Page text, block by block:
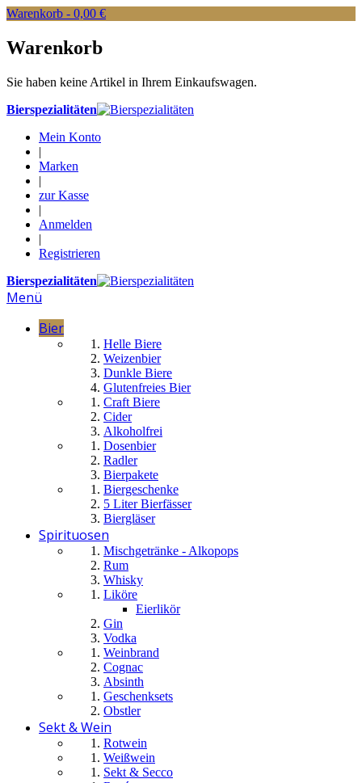
Warenkorb - 0,00 €
Warenkorb
Sie haben keine Artikel in Ihrem Einkaufswagen.
Bierspezialitäten
Mein Konto
|
Marken
|
zur Kasse
|
Anmelden
|
Registrieren
Bierspezialitäten
Menü
Bier
Helle Biere
Weizenbier
Dunkle Biere
Glutenfreies Bier
Craft Biere
Cider
Alkoholfrei
Dosenbier
Radler
Bierpakete
Biergeschenke
5 Liter Bierfässer
Biergläser
Spirituosen
Mischgetränke - Alkopops
Rum
Whisky
Liköre
Eierlikör
Gin
Vodka
Weinbrand
Cognac
Absinth
Geschenksets
Obstler
Sekt & Wein
Rotwein
Weißwein
Sekt & Secco